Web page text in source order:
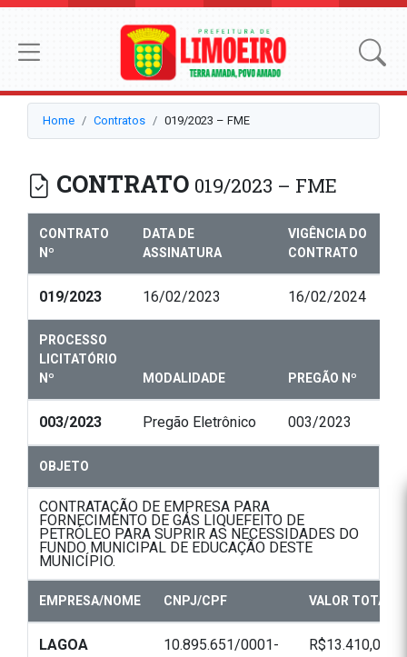
Home Contratos 019/2023 – FME
CONTRATO 019/2023 – FME
CONTRATO
Nº
DATA DE
ASSINATURA
VIGÊNCIA DO
CONTRATO
019/2023 16/02/2023 16/02/2024
PROCESSO
LICITATÓRIO
Nº
MODALIDADE PREGÃO Nº
003/2023 Pregão Eletrônico 003/2023
OBJETO
CONTRATAÇÃO DE EMPRESA PARA
FORNECIMENTO DE GÁS LIQUEFEITO DE
PETRÓLEO PARA SUPRIR AS NECESSIDADES DO
FUNDO MUNICIPAL DE EDUCAÇÃO DESTE
MUNICÍPIO.
EMPRESA/NOME CNPJ/CPF VALOR TOTAL
LAGOA
10.895.651/0001-
R$13.410,00